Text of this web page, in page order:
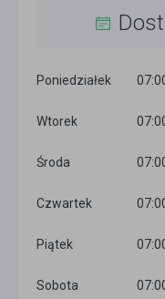
Poniedziałek
Wtorek
Środa
Czwartek
Piątek
Sobota